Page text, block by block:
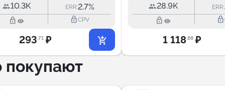
10.3K ERR:2.7%
lock_outline lock_outlineCPV
293.71 ₽
28.9K ERR:
lock_outline lock_outline
1 118.88 ₽
покупают